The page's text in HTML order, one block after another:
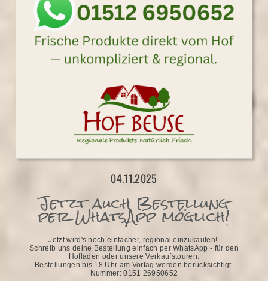
04.11.2025
Jetzt auch Bestellung
per WhatsApp möglich!
Jetzt wird's noch einfacher, regional einzukaufen!
Schreib uns deine Bestellung einfach per WhatsApp - für den
Hofladen oder unsere Verkaufstouren.
Bestellungen bis 18 Uhr am Vortag werden berücksichtigt.
Nummer: 0151 26950652